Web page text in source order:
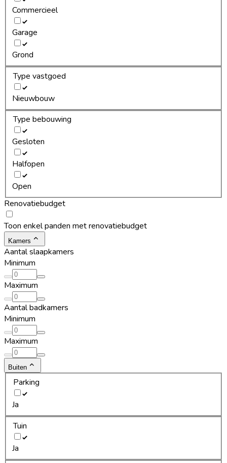
Commercieel
Garage
Grond
Type vastgoed
Nieuwbouw
Type bebouwing
Gesloten
Halfopen
Open
Renovatiebudget
Toon enkel panden met renovatiebudget
Kamers
Aantal slaapkamers
Minimum
Maximum
Aantal badkamers
Minimum
Maximum
Buiten
Parking
Ja
Tuin
Ja